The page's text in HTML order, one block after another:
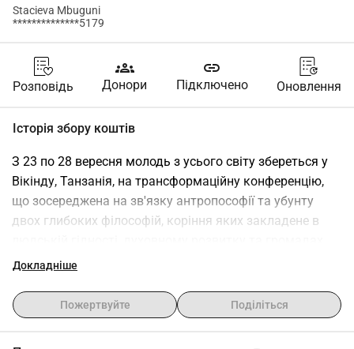
Stacieva Mbuguni
**************5179
Розповідь
groups
Донори
link
Підключено Оновлення
Історія збору коштів
З 23 по 28 вересня молодь з усього світу збереться у
Вікінду, Танзанія, на трансформаційну конференцію,
що зосереджена на зв'язку антропософії та убунту
двох глибоких філософій, коріння яких закладене в
гармонії.Ми запросили захоплених молодих лідерів з
дозволити витрати на транспорт, щоб відвідати
конференцію. Ми збираємо *5,000 євро*, щоб
Докладніше
Пожертвуйте Поділіться